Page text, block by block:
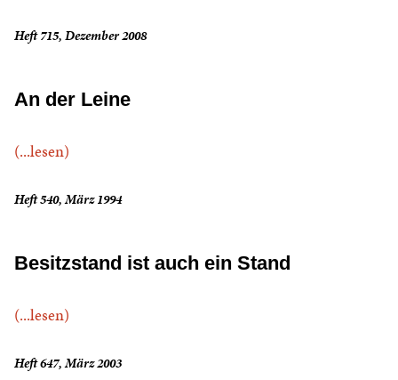
Heft 715, Dezember 2008
An der Leine
(...lesen)
Heft 540, März 1994
Besitzstand ist auch ein Stand
(...lesen)
Heft 647, März 2003